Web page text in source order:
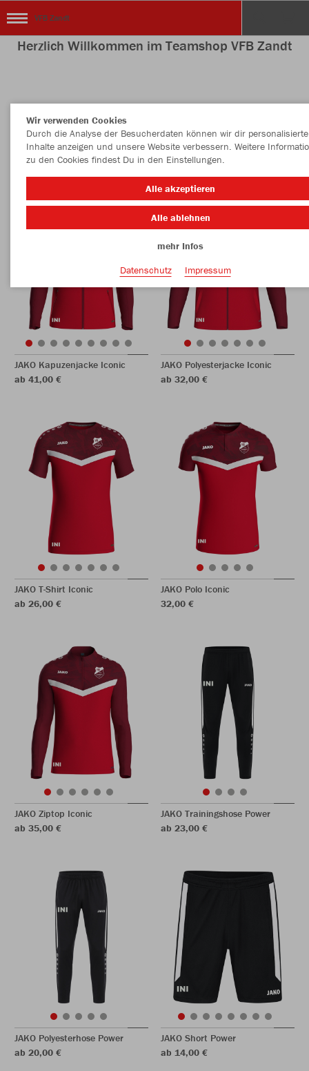
VFB Zandt
Herzlich Willkommen im Teamshop VFB Zandt
JAKO Kapuzenjacke Iconic
ab 41,00 €
JAKO Polyesterjacke Iconic
ab 32,00 €
JAKO T-Shirt Iconic
ab 26,00 €
JAKO Polo Iconic
32,00 €
JAKO Ziptop Iconic
ab 35,00 €
JAKO Trainingshose Power
ab 23,00 €
JAKO Polyesterhose Power
ab 20,00 €
JAKO Short Power
ab 14,00 €
Wir verwenden Cookies
Durch die Analyse der Besucherdaten können wir dir personalisierte
Inhalte anzeigen und unsere Website verbessern. Weitere
zu den Cookies findest Du in den Einstellungen.
Alle akzeptieren
Alle ablehnen
mehr Infos
Datenschutz
Impressum